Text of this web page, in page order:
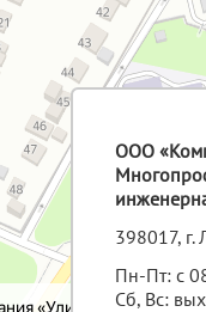
ООО
398017, г.
Пн-Пт: с
Сб, Вс: